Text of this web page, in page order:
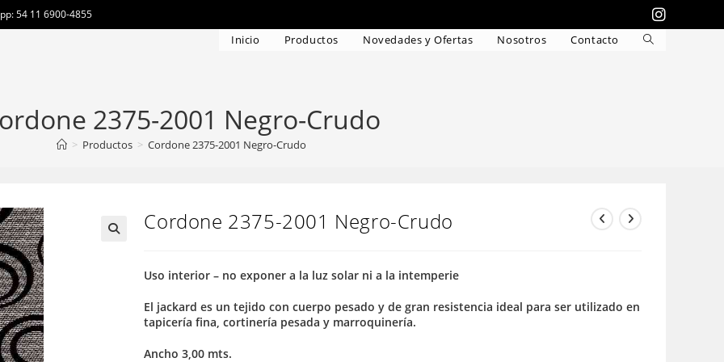
54 11 6900-4855
Inicio Productos Novedades y Ofertas Nosotros Contacto
Alternar
2375-2001 Negro-Crudo
> Productos > Cordone 2375-2001 Negro-Crudo
Cordone 2375-2001 Negro-Crudo
Uso interior – no exponer a la luz solar ni a la intemperie
El jackard es un tejido con cuerpo pesado y de gran resistencia ideal para ser utilizado en
tapicería fina, cortinería pesada y marroquinería.
Ancho 3,00 mts.